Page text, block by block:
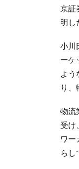
京証
明し
小川
ーケ
よう
り、
物流
受け
ワー
らし